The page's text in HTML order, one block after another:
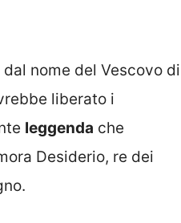
nome del Vescovo di
liberato i
leggenda che
Desiderio, re dei